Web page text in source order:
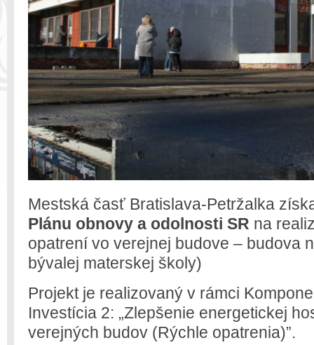
Mestská časť Bratislava-Petržalka
Plánu obnovy a odolnosti SR na
opatrení vo verejnej budove – budova
bývalej materskej školy)
Projekt je realizovaný v rámci
Investícia 2: „Zlepšenie energetickej
verejných budov (Rýchle opatrenia)”.